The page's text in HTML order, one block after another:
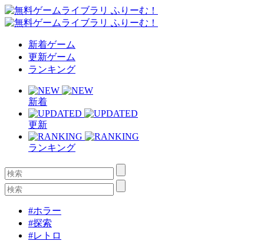
新着ゲーム
更新ゲーム
ランキング
新着
更新
ランキング
#ホラー
#探索
#レトロ